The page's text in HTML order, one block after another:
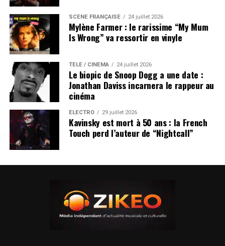
SCÈNE FRANÇAISE 24 juillet 2026
Mylène Farmer : le rarissime “My Mum
Is Wrong” va ressortir en vinyle
TÉLÉ / CINÉMA 24 juillet 2026
Le biopic de Snoop Dogg a une date :
Jonathan Daviss incarnera le rappeur au
cinéma
ÉLECTRO 29 juillet 2026
Kavinsky est mort à 50 ans : la French
Touch perd l’auteur de “Nightcall”